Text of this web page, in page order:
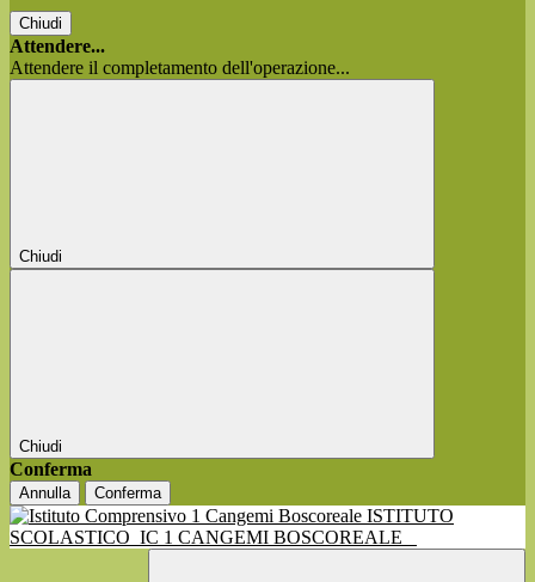
Chiudi
Attendere...
Attendere il completamento dell'operazione...
Chiudi
Chiudi
Conferma
Annulla Conferma
ISTITUTO
SCOLASTICO IC 1 CANGEMI BOSCOREALE